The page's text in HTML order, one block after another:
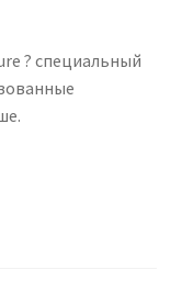
? специальный